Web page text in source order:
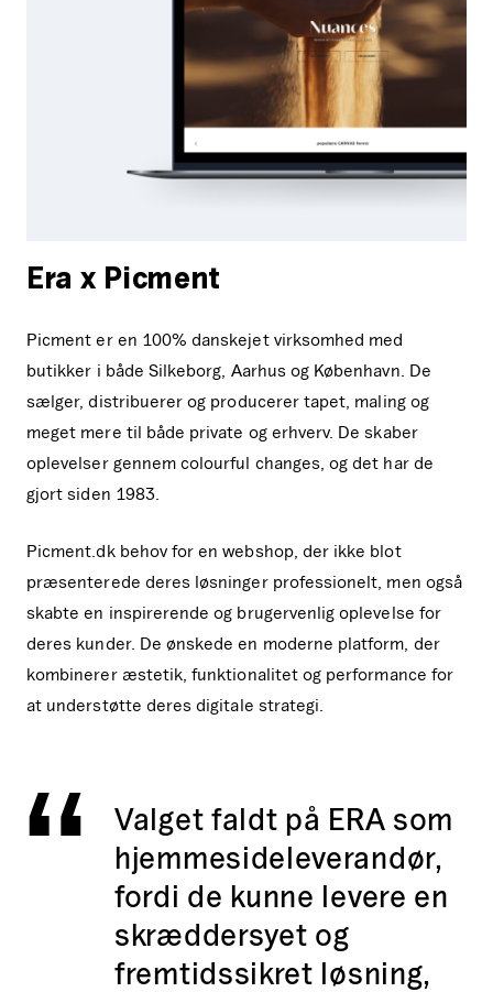
Era x Picment
Picment er en 100% danskejet virksomhed med
butikker i både Silkeborg, Aarhus og København. De
sælger, distribuerer og producerer tapet, maling og
meget mere til både private og erhverv. De skaber
oplevelser gennem colourful changes, og det har de
gjort siden 1983.
Picment.dk behov for en webshop, der ikke blot
præsenterede deres løsninger professionelt, men også
skabte en inspirerende og brugervenlig oplevelse for
deres kunder. De ønskede en moderne platform, der
kombinerer æstetik, funktionalitet og performance for
at understøtte deres digitale strategi.
Valget faldt på ERA som
hjemmesideleverandør,
fordi de kunne levere en
skræddersyet og
fremtidssikret løsning,